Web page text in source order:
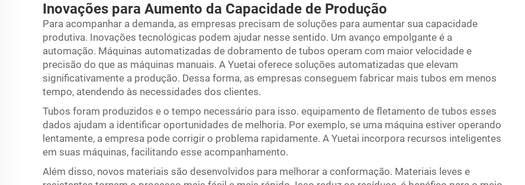
Inovações para Aumento da Capacidade de Produção
Para acompanhar a demanda, as empresas precisam de soluções para aumentar sua capacidade
produtiva. Inovações tecnológicas podem ajudar nesse sentido. Um avanço empolgante é a
automação. Máquinas automatizadas de dobramento de tubos operam com maior velocidade e
precisão do que as máquinas manuais. A Yuetai oferece soluções automatizadas que elevam
significativamente a produção. Dessa forma, as empresas conseguem fabricar mais tubos em menos
tempo, atendendo às necessidades dos clientes.
Tubos foram produzidos e o tempo necessário para isso. equipamento de fletamento de tubos esses
dados ajudam a identificar oportunidades de melhoria. Por exemplo, se uma máquina estiver operando
lentamente, a empresa pode corrigir o problema rapidamente. A Yuetai incorpora recursos inteligentes
em suas máquinas, facilitando esse acompanhamento.
Além disso, novos materiais são desenvolvidos para melhorar a conformação. Materiais leves e